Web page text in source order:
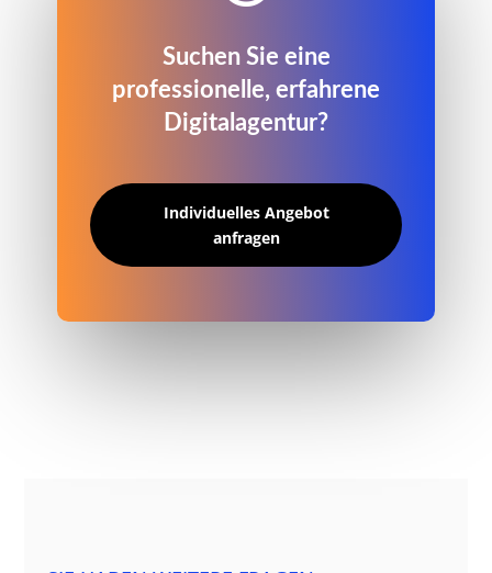
Suchen Sie eine
professionelle, erfahrene
Digitalagentur?
Individuelles Angebot
anfragen